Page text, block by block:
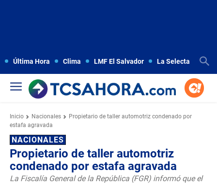
Última Hora Clima LMF El Salvador La Selecta
Inicio Nacionales
Propietario de taller automotriz condenado por
estafa agravada
NACIONALES
Propietario de taller automotriz
condenado por estafa agravada
La Fiscalía General de la República (FGR) informó que el